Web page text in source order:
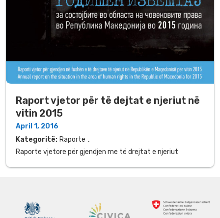
Raport vjetor për të dejtat e njeriut në
vitin 2015
April 1, 2016
Kategoritë: Raporte ,
Raporte vjetore për gjendjen me të drejtat e njeriut